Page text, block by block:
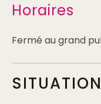
Horaires
Fermé au grand
SITUATION